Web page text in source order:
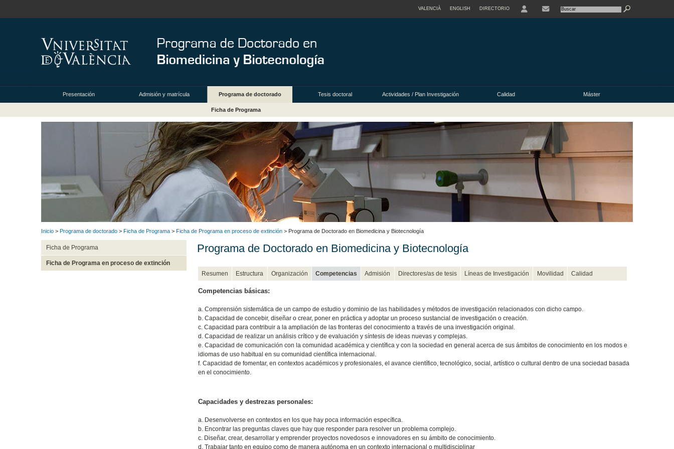
VALENCIÀ ENGLISH DIRECTORIO
Presentación Admisión y matrícula Programa de doctorado Tesis doctoral Actividades / Plan Investigación Calidad Máster
Ficha de Programa
Inicio > Programa de doctorado > Ficha de Programa > Ficha de Programa en proceso de extinción > Programa de Doctorado en Biomedicina y Biotecnología
Ficha de Programa
Ficha de Programa en proceso de extinción
Programa de Doctorado en Biomedicina y Biotecnología
Resumen Estructura Organización Competencias Admisión Directores/as de tesis Líneas de Investigación Movilidad Calidad
Competencias básicas:
a. Comprensión sistemática de un campo de estudio y dominio de las habilidades y métodos de investigación relacionados con dicho campo.
b. Capacidad de concebir, diseñar o crear, poner en práctica y adoptar un proceso sustancial de investigación o creación.
c. Capacidad para contribuir a la ampliación de las fronteras del conocimiento a través de una investigación original.
d. Capacidad de realizar un análisis crítico y de evaluación y síntesis de ideas nuevas y complejas.
e. Capacidad de comunicación con la comunidad académica y científica y con la sociedad en general acerca de sus ámbitos de conocimiento en los modos e
idiomas de uso habitual en su comunidad científica internacional.
f. Capacidad de fomentar, en contextos académicos y profesionales, el avance científico, tecnológico, social, artístico o cultural dentro de una sociedad basada
en el conocimiento.
Capacidades y destrezas personales:
a. Desenvolverse en contextos en los que hay poca información específica.
b. Encontrar las preguntas claves que hay que responder para resolver un problema complejo.
c. Diseñar, crear, desarrollar y emprender proyectos novedosos e innovadores en su ámbito de conocimiento.
d. Trabajar tanto en equipo como de manera autónoma en un contexto internacional o multidisciplinar